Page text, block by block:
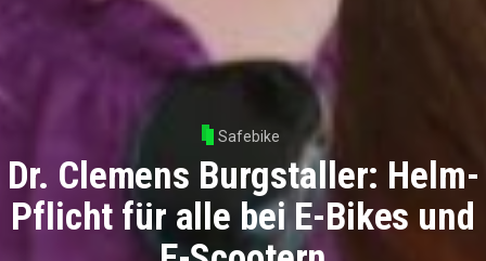
Safebike
Dr. Clemens Burgstaller: Helm-
Pflicht für alle bei E-Bikes und